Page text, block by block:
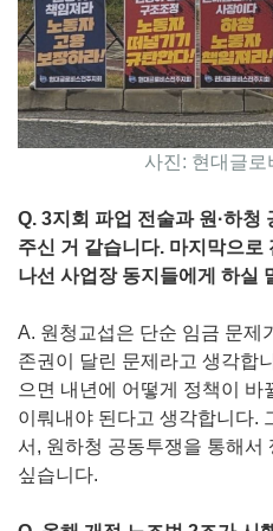
사진: 현대글로
Q. 3지회 파업 전술과 원·하청
주신 거 같습니다. 마지막으로
나선 사업장 동지들에게 하실
A. 원청교섭은 단순 임금 문제
존권이 달린 문제라고 생각합
으면 내년에 어떻게 정책이 바
이뤄내야 된다고 생각합니다.
서, 원하청 공동투쟁을 통해서
싶습니다.